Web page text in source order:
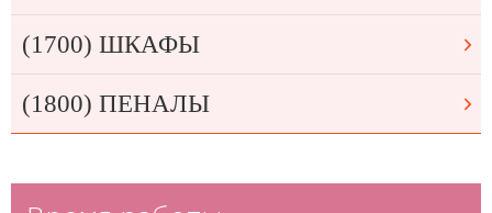
(1700) ШКАФЫ
(1800) ПЕНАЛЫ